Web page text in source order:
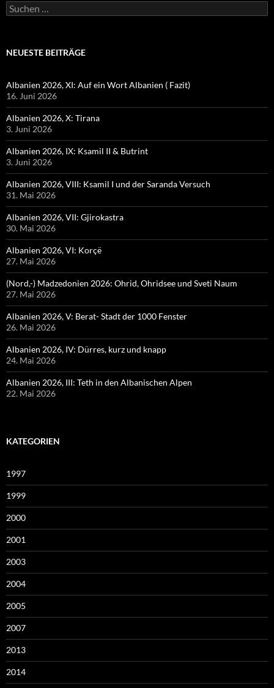
Suchen
nach:
NEUESTE BEITRÄGE
Albanien 2026, XI: Auf ein Wort Albanien ( Fazit)
16. Juni 2026
Albanien 2026, X: Tirana
3. Juni 2026
Albanien 2026, IX: Ksamil II & Butrint
3. Juni 2026
Albanien 2026, VIII: Ksamil I und der Saranda Versuch
31. Mai 2026
Albanien 2026, VII: Gjirokastra
30. Mai 2026
Albanien 2026, VI: Korçë
27. Mai 2026
(Nord,-) Madzedonien 2026: Ohrid, Ohridsee und Sveti Naum
27. Mai 2026
Albanien 2026, V: Berat- Stadt der 1000 Fenster
26. Mai 2026
Albanien 2026, IV: Dürres, kurz und knapp
24. Mai 2026
Albanien 2026, III: Teth in den Albanischen Alpen
22. Mai 2026
KATEGORIEN
1997
1999
2000
2001
2003
2004
2005
2007
2013
2014